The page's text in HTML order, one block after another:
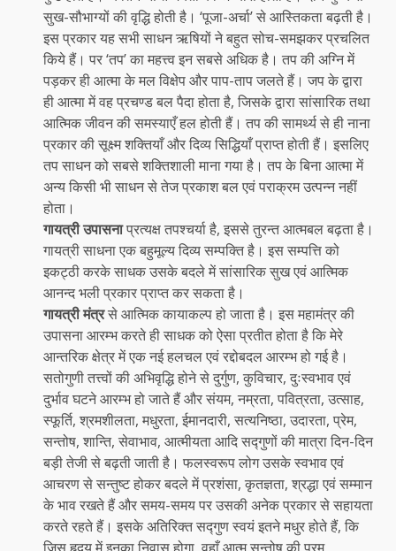
सुख-सौभाग्यों की वृद्धि होती है। ‘पूजा-अर्चा’ से आस्तिकता बढ़ती है।
इस प्रकार यह सभी साधन ऋषियों ने बहुत सोच-समझकर प्रचलित
किये हैं। पर ‘तप’ का महत्त्व इन सबसे अधिक है। तप की अग्नि में
पड़कर ही आत्मा के मल विक्षेप और पाप-ताप जलते हैं। जप के द्वारा
ही आत्मा में वह प्रचण्ड बल पैदा होता है, जिसके द्वारा सांसारिक तथा
आत्मिक जीवन की समस्याएँ हल होती हैं। तप की सामर्थ्य से ही नाना
प्रकार की सूक्ष्म शक्तियाँ और दिव्य सिद्धियाँ प्राप्त होती हैं। इसलिए
तप साधन को सबसे शक्तिशाली माना गया है। तप के बिना आत्मा में
अन्य किसी भी साधन से तेज प्रकाश बल एवं पराक्रम उत्पन्न नहीं
होता।
गायत्री उपासनाप्रत्यक्ष तपश्चर्या है, इससे तुरन्त आत्मबल बढ़ता है।
गायत्री साधना एक बहुमूल्य दिव्य सम्पक्ति है। इस सम्पत्ति को
इकट्ठी करके साधक उसके बदले में सांसारिक सुख एवं आत्मिक
आनन्द भली प्रकार प्राप्त कर सकता है।
गायत्री मंत्रसे आत्मिक कायाकल्प हो जाता है। इस महामंत्र की
उपासना आरम्भ करते ही साधक को ऐसा प्रतीत होता है कि मेरे
आन्तरिक क्षेत्र में एक नई हलचल एवं रद्दोबदल आरम्भ हो गई है।
सतोगुणी तत्त्वों की अभिवृद्धि होने से दुर्गुण, कुविचार, दुःस्वभाव एवं
दुर्भाव घटने आरम्भ हो जाते हैं और संयम, नम्रता, पवित्रता, उत्साह,
स्फूर्ति, श्रमशीलता, मधुरता, ईमानदारी, सत्यनिष्ठा, उदारता, प्रेम,
सन्तोष, शान्ति, सेवाभाव, आत्मीयता आदि सद्गुणों की मात्रा दिन-दिन
बड़ी तेजी से बढ़ती जाती है। फलस्वरूप लोग उसके स्वभाव एवं
आचरण से सन्तुष्ट होकर बदले में प्रशंसा, कृतज्ञता, श्रद्धा एवं सम्मान
के भाव रखते हैं और समय-समय पर उसकी अनेक प्रकार से सहायता
करते रहते हैं। इसके अतिरिक्त सद्गुण स्वयं इतने मधुर होते हैं, कि